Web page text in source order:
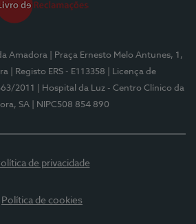
Amadora
| Praça Ernesto Melo Antunes, 1,
| Registo ERS - E113358
| Licença de
2011
| Hospital da Luz - Centro Clínico da
SA
| NIPC508 854 890
de privacidade
Política de cookies